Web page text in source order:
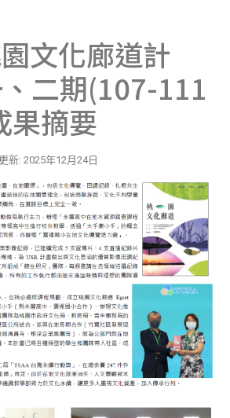
園文化廊道計
二期(107-111
果摘要
新: 2025年12月24日